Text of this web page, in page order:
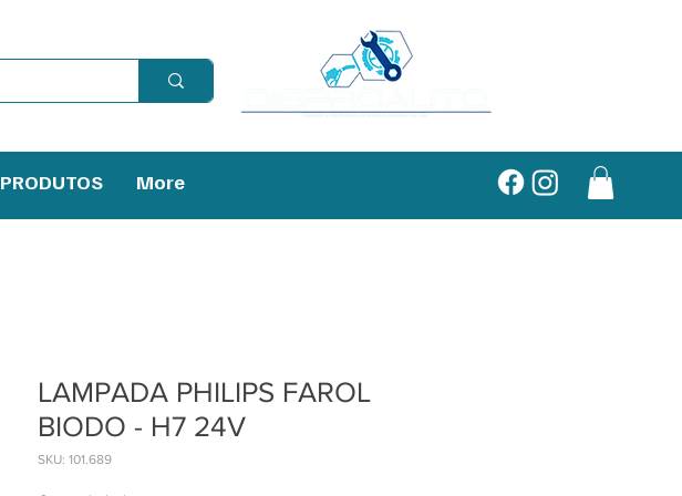
PRODUTOS More
LAMPADA PHILIPS FAROL
BIODO - H7 24V
SKU: 101.689